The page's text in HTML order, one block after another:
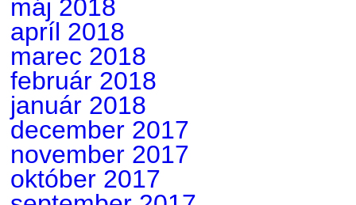
máj 2018
apríl 2018
marec 2018
február 2018
január 2018
december 2017
november 2017
október 2017